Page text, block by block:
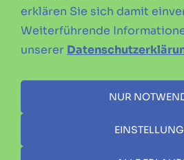
erklären Sie sich damit
Weiterführende
unserer
NUR